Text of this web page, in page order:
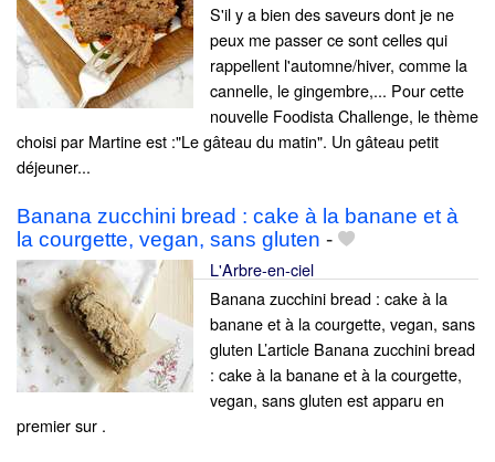
S'il y a bien des saveurs dont je ne
peux me passer ce sont celles qui
rappellent l'automne/hiver, comme la
cannelle, le gingembre,... Pour cette
nouvelle Foodista Challenge, le thème
choisi par Martine est :"Le gâteau du matin". Un gâteau petit
déjeuner...
Banana zucchini bread : cake à la banane et à
la courgette, vegan, sans gluten -
L'Arbre-en-ciel
Banana zucchini bread : cake à la
banane et à la courgette, vegan, sans
gluten L’article Banana zucchini bread
: cake à la banane et à la courgette,
vegan, sans gluten est apparu en
premier sur .